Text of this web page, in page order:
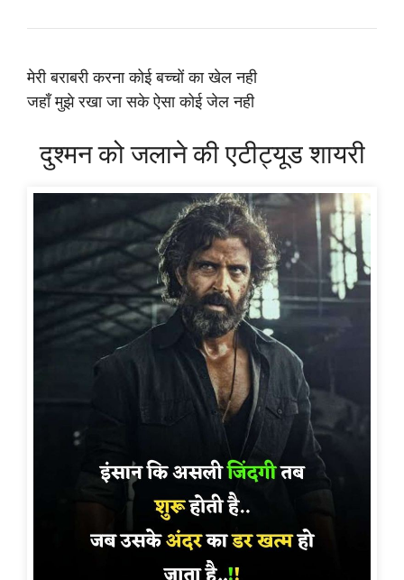
मेरी बराबरी करना कोई बच्चों का खेल नही
जहाँ मुझे रखा जा सके ऐसा कोई जेल नही
दुश्मन को जलाने की एटीट्यूड शायरी